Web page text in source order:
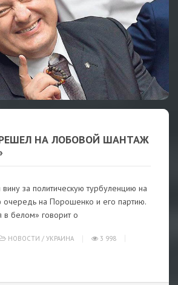
НА ЛОБОВОЙ ШАНТАЖ
за политическую турбуленцию на
очередь на Порошенко и его партию.
в белом» говорит о
НОВОСТИ / УКРАИНА
3 998